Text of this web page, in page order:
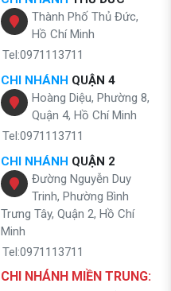
Thành Phố Thủ Đức,
Hồ Chí Minh
Tel:0971113711
CHI NHÁNH QUẬN 4
Hoàng Diệu, Phường 8,
Quận 4, Hồ Chí Minh
Tel:0971113711
CHI NHÁNH QUẬN 2
Đường Nguyễn Duy
Trinh, Phường Bình
Trưng Tây, Quận 2, Hồ Chí
Minh
Tel:0971113711
CHI NHÁNH MIỀN TRUNG: